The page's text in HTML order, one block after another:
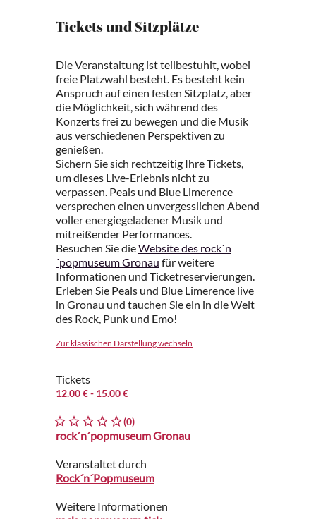
Tickets und Sitzplätze
Die Veranstaltung ist teilbestuhlt, wobei
freie Platzwahl besteht. Es besteht kein
Anspruch auf einen festen Sitzplatz, aber
die Möglichkeit, sich während des
Konzerts frei zu bewegen und die Musik
aus verschiedenen Perspektiven zu
genießen.
Sichern Sie sich rechtzeitig Ihre Tickets,
um dieses Live-Erlebnis nicht zu
verpassen. Peals und Blue Limerence
versprechen einen unvergesslichen Abend
voller energiegeladener Musik und
mitreißender Performances.
Besuchen Sie dieWebsite des rock´n
´popmuseum Gronau für weitere
Informationen und Ticketreservierungen.
Erleben Sie Peals und Blue Limerence live
in Gronau und tauchen Sie ein in die Welt
des Rock, Punk und Emo!
Zur klassischen Darstellung wechseln
Tickets
12.00 €- 15.00 €
(0)
rock´n´popmuseum Gronau
Veranstaltet durch
Rock´n´Popmuseum
Weitere Informationen